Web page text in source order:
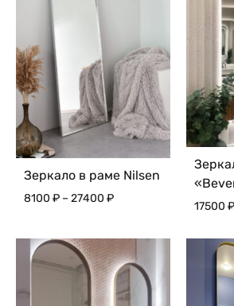
Зеркало в раме Nilsen
8100 ₽ – 27400 ₽Диапазон
27400 ₽
17500 ₽